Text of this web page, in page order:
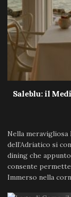
Saleblu: il
Nella
dell’Adriatico si
dining che
consente permette
Immerso nella